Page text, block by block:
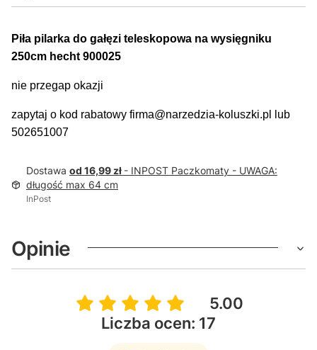
Piła pilarka do gałęzi teleskopowa na wysięgniku
250cm hecht 900025
nie przegap okazji
zapytaj o kod rabatowy firma@narzedzia-koluszki.pl lub
502651007
Dostawa od 16,99 zł - INPOST Paczkomaty - UWAGA:
długość max 64 cm
InPost
Opinie
5.00
Liczba ocen: 17